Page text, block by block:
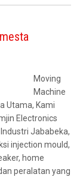
Moving
Machine
Utama, Kami
Electronics
Jababeka,
injection mould,
home
peralatan yang